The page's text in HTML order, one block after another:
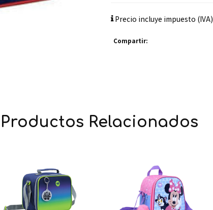
Precio incluye impuesto
Compartir:
Productos Relacionados